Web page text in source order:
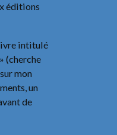
éditions
intitulé
» (cherche
mon
un
de